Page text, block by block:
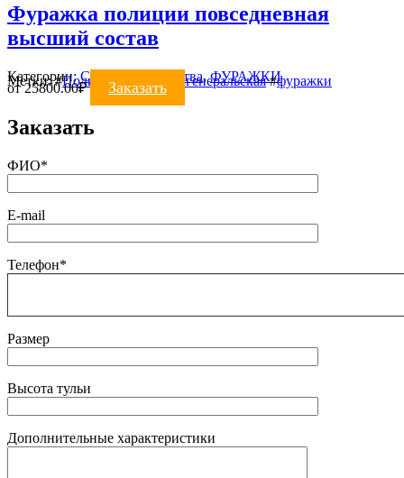
Фуражка полиции повседневная
высший состав
Категории: Силовые ведомства,ФУРАЖКИ
Метки:#Полиция фуражка генеральская#фуражки
от25800.00₽ Заказать
Заказать
ФИО*
E-mail
Телефон*
Размер
Высота тульи
Дополнительные характеристики